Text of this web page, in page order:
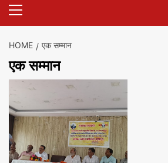
HOME एक सम्मान
एक सम्मान